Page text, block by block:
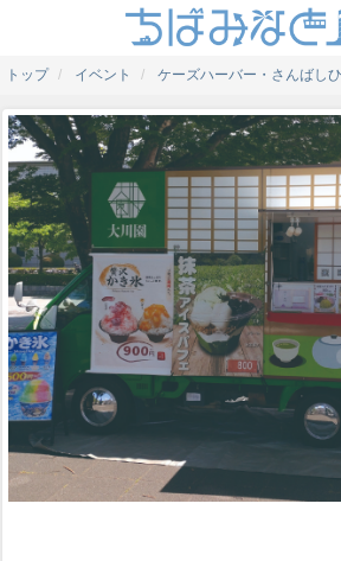
トップ イベント ケーズハーバー・さんばし